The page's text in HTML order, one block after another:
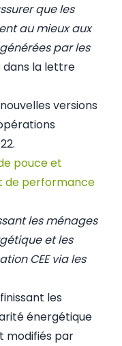
que les
au mieux aux
par les
dans la lettre
versions
pouce et
de performance
les ménages
et les
CEE via les
les
énergétique
modifiés par